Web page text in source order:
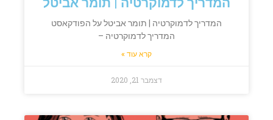
המדריך לדמוקרטיה | תומר אביטל על הפודקאסט
המדריך לדמוקרטיה –
קרא עוד »
דצמבר 21, 2020